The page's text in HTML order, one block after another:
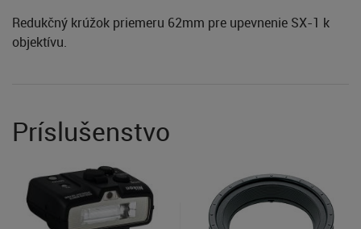
Redukčný krúžok priemeru 62mm pre upevnenie SX-1 k
objektívu.
Príslušenstvo